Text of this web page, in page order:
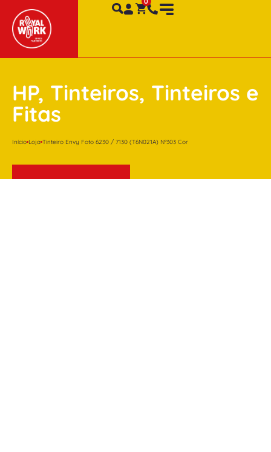
HP, Tinteiros, Tinteiros e
Fitas
Início Loja Tinteiro Envy Foto 6230 / 7130 (T6N021A) Nº303 Cor